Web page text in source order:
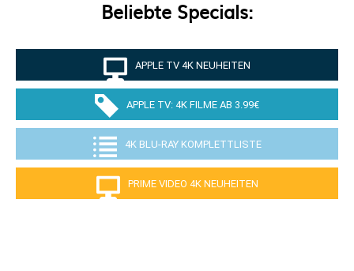
Beliebte Specials:
APPLE TV 4K NEUHEITEN
APPLE TV: 4K FILME AB 3.99€
4K BLU-RAY KOMPLETTLISTE
PRIME VIDEO 4K NEUHEITEN